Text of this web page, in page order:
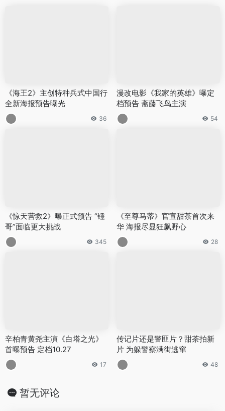
《海王2》主创特种兵式中国行
全新海报预告曝光
36
漫改电影《我家的英雄》曝定
档预告 斋藤飞鸟主演
54
《惊天营救2》曝正式预告 “锤
哥”面临更大挑战
345
《至尊马蒂》官宣甜茶首次来
华 海报尽显狂飙野心
28
辛柏青黄尧主演《白塔之光》
首曝预告 定档10.27
17
传记片还是警匪片？甜茶拍新
片 为躲警察满街逃窜
48
暂无评论